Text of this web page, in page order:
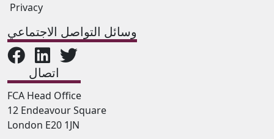
Privacy
وسائل التواصل الاجتماعي
اتصال
FCA Head Office
12 Endeavour Square
London E20 1JN